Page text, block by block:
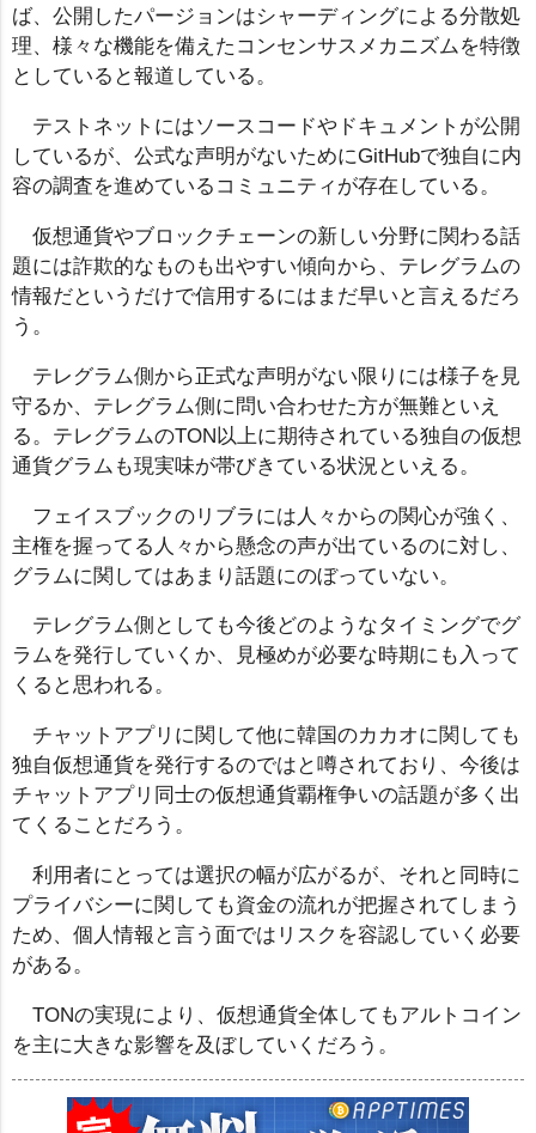
ば、公開したパージョンはシャーディングによる分散処
理、様々な機能を備えたコンセンサスメカニズムを特徴
としていると報道している。
テストネットにはソースコードやドキュメントが公開
しているが、公式な声明がないためにGitHubで独自に内
容の調査を進めているコミュニティが存在している。
仮想通貨やブロックチェーンの新しい分野に関わる話
題には詐欺的なものも出やすい傾向から、テレグラムの
情報だというだけで信用するにはまだ早いと言えるだろ
う。
テレグラム側から正式な声明がない限りには様子を見
守るか、テレグラム側に問い合わせた方が無難といえ
る。テレグラムのTON以上に期待されている独自の仮想
通貨グラムも現実味が帯びきている状況といえる。
フェイスブックのリブラには人々からの関心が強く、
主権を握ってる人々から懸念の声が出ているのに対し、
グラムに関してはあまり話題にのぼっていない。
テレグラム側としても今後どのようなタイミングでグ
ラムを発行していくか、見極めが必要な時期にも入って
くると思われる。
チャットアプリに関して他に韓国のカカオに関しても
独自仮想通貨を発行するのではと噂されており、今後は
チャットアプリ同士の仮想通貨覇権争いの話題が多く出
てくることだろう。
利用者にとっては選択の幅が広がるが、それと同時に
プライバシーに関しても資金の流れが把握されてしまう
ため、個人情報と言う面ではリスクを容認していく必要
がある。
TONの実現により、仮想通貨全体してもアルトコイン
を主に大きな影響を及ぼしていくだろう。